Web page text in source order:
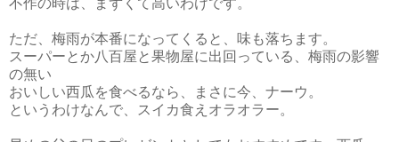
不作の時は、まずくて高いわけです。
ただ、梅雨が本番になってくると、味も落ちます。
スーパーとか八百屋と果物屋に出回っている、梅雨の影響
の無い
おいしい西瓜を食べるなら、まさに今、ナーウ。
というわけなんで、スイカ食えオラオラー。